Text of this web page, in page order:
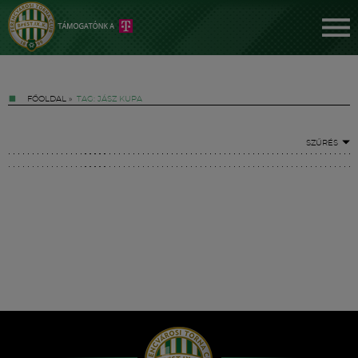
FŐOLDAL » TAG: JÁSZ KUPA
SZŰRÉS
Hírek